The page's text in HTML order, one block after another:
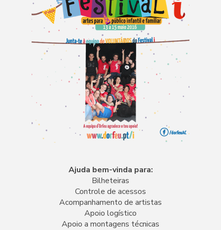
Ajuda bem-vinda para:
Bilheteiras
Controle de acessos
Acompanhamento de artistas
Apoio logístico
Apoio a montagens técnicas